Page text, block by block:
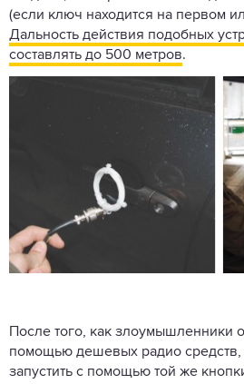
(если ключ находится на первом
Дальность действия подобных
составлять до 500 метров.
После того, как злоумышленники
помощью дешевых радио средств,
запустить с помощью той же